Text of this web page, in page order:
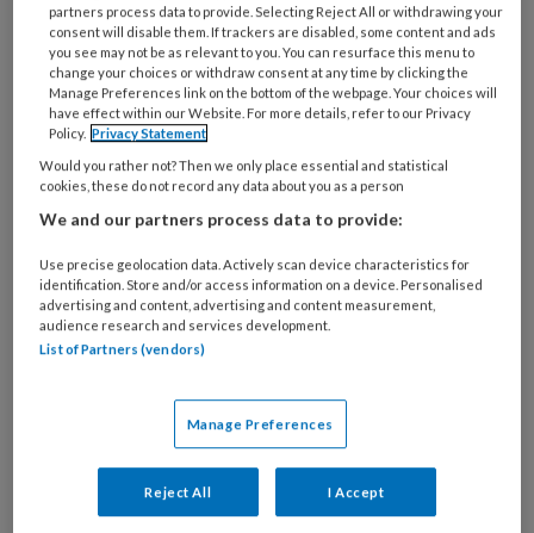
PREMIUM
Bekijk de mogelijkheden
partners process data to provide. Selecting Reject All or withdrawing your
consent will disable them. If trackers are disabled, some content and ads
you see may not be as relevant to you. You can resurface this menu to
change your choices or withdraw consent at any time by clicking the
Manage Preferences link on the bottom of the webpage. Your choices will
have effect within our Website. For more details, refer to our Privacy
Policy. Privacy Statement
Would you rather not? Then we only place essential and statistical
cookies, these do not record any data about you as a person
We and our partners process data to provide:
Use precise geolocation data. Actively scan device characteristics for
identification. Store and/or access information on a device. Personalised
advertising and content, advertising and content measurement,
audience research and services development.
List of Partners (vendors)
Manage Preferences
Reject All I Accept